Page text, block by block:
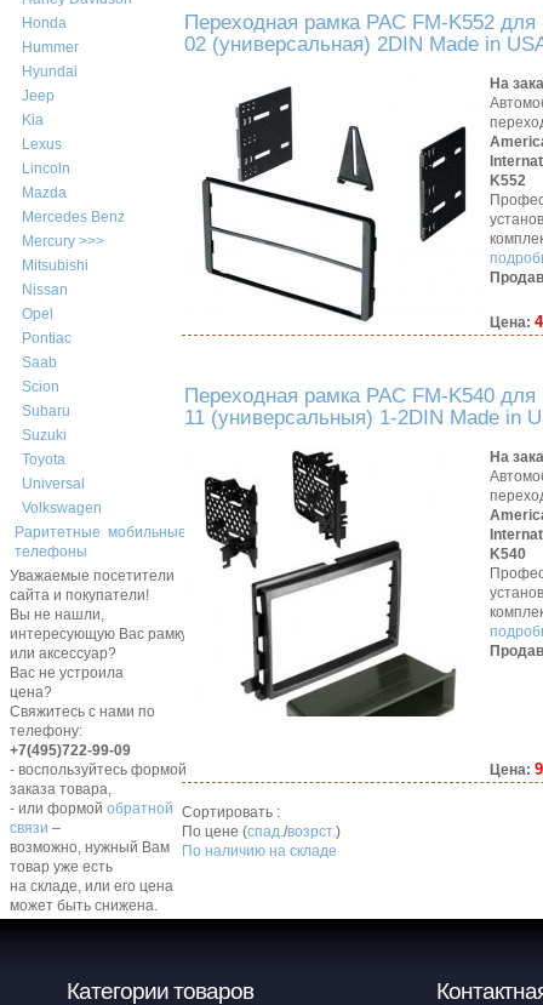
Honda
Hummer
Hyundai
Jeep
Kia
Lexus
Lincoln
Mazda
Mercedes Benz
Mercury >>>
Mitsubishi
Nissan
Opel
Pontiac
Saab
Scion
Subaru
Suzuki
Toyota
Universal
Volkswagen
Раритетные мобильные
телефоны
Уважаемые посетители
сайта и покупатели!
Вы не нашли,
интересующую Вас рамку,
или аксессуар?
Вас не устроила
цена?
Свяжитесь с нами по
телефону:
+7(495)722-99-09
- воспользуйтесь формой
заказа товара,
- или формой обратной
связи –
возможно, нужный Вам
товар уже есть
на складе, или его цена
может быть снижена.
Переходная рамка PAC FM-K552
02 (универсальная) 2DIN Made in
На
K552
Цена:
Переходная рамка PAC FM-K540
11 (универсальныя) 1-2DIN Made in
На
K540
Цена:
Сортировать :
По цене (спад./возрст.)
По наличию на складе
Категории товаров